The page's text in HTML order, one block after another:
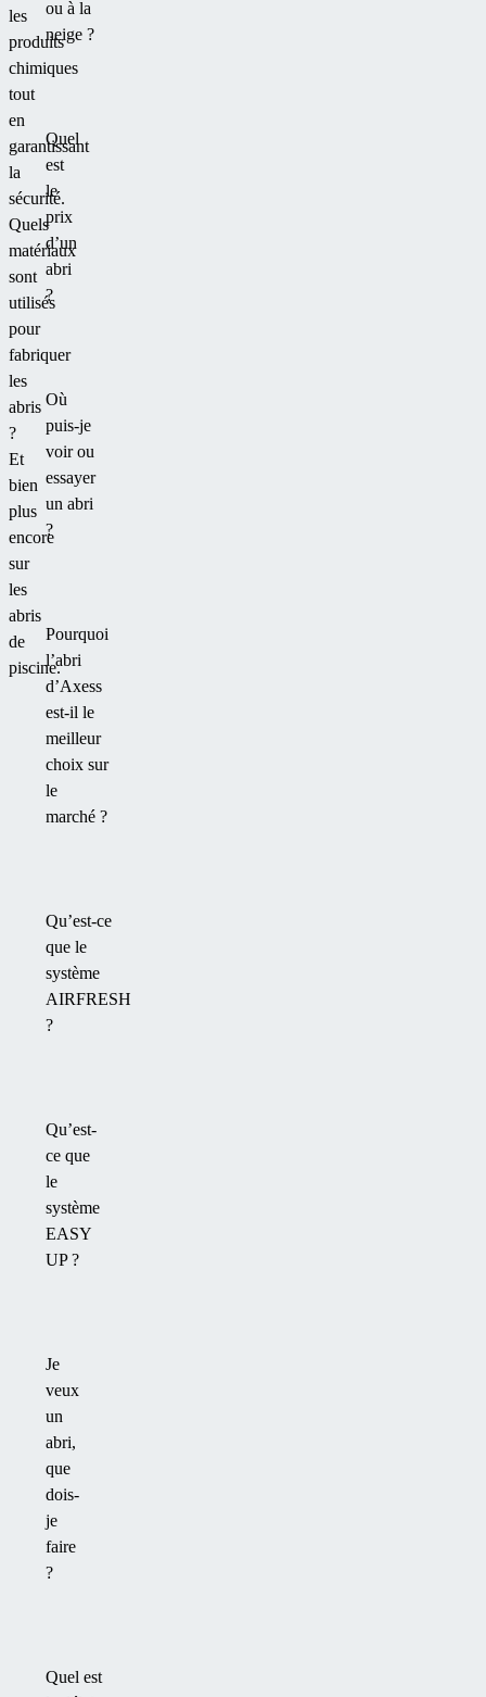
les
produits
chimiques
tout
en
garantissant
la
sécurité.
Quels
matériaux
sont
utilisés
pour
fabriquer
les
abris
?
Et
bien
plus
encore
sur
les
abris
de
piscine.
ou à la
neige ?
Quel
est
le
prix
d’un
abri
?
Où
puis-je
voir ou
essayer
un abri
?
Pourquoi
l’abri
d’Axess
est-il le
meilleur
choix sur
le
marché ?
Qu’est-ce
que le
système
AIRFRESH
?
Qu’est-
ce que
le
système
EASY
UP ?
Je
veux
un
abri,
que
dois-
je
faire
?
Quel est